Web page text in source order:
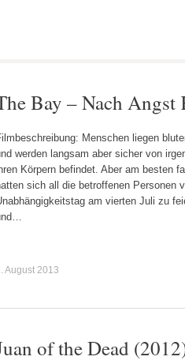
Bay – Nach
Menschen liegen
werden langsam aber sicher von
Körpern befindet. Aber am besten
sich all die betroffenen Personen
am vierten Juli zu
August 2013
of the Dead